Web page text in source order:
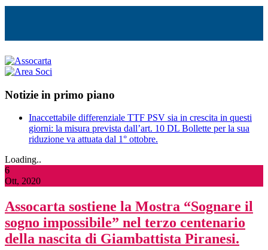
Notizie in primo piano
Inaccettabile differenziale TTF PSV sia in crescita in questi
giorni: la misura prevista dall’art. 10 DL Bollette per la sua
riduzione va attuata dal 1° ottobre.
Loading..
6
Ott, 2020
Assocarta sostiene la Mostra “Sognare il
sogno impossibile” nel terzo centenario
della nascita di Giambattista Piranesi.